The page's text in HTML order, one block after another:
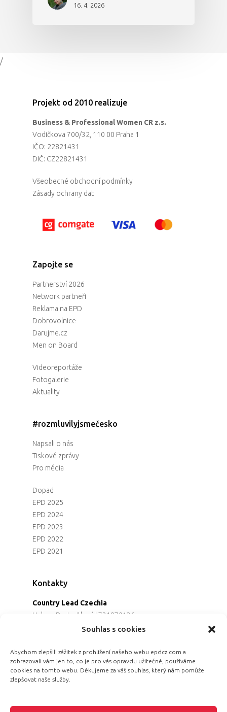
Souhlas s cookies
Abychom zlepšili zážitek z prohlížení našeho webu epdcz.com a
zobrazovali vám jen to, co je pro vás opravdu užitečné, používáme
cookies na tomto webu. Děkujeme za váš souhlas, který nám pomůže
zlepšovat naše služby.
16. 4. 2026
/
Projekt od 2010 realizuje
Business & Professional Women CR z.s.
Vodičkova 700/32, 110 00 Praha 1
IČO: 22821431
DIČ: CZ22821431
Všeobecné obchodní podmínky
Zásady ochrany dat
Zapojte se
Partnerství 2026
Network partneři
Reklama na EPD
Dobrovolnice
Darujme.cz
Men on Board
Videoreportáže
Fotogalerie
Aktuality
#rozmluvilyjsmečesko
Napsali o nás
Tiskové zprávy
Pro média
Dopad
EPD 2025
EPD 2024
EPD 2023
EPD 2022
EPD 2021
Kontakty
Country Lead Czechia
Helena Dreiseitlová | 731970136
Koordinátorka projektu
Programová ředitelka
Jana Černoušková |607782535
Partnerství & fundraising